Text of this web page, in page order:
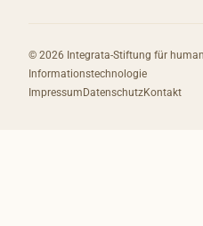
© 2026 Integrata-Stiftung für
Informationstechnologie
ImpressumDatenschutzKontakt